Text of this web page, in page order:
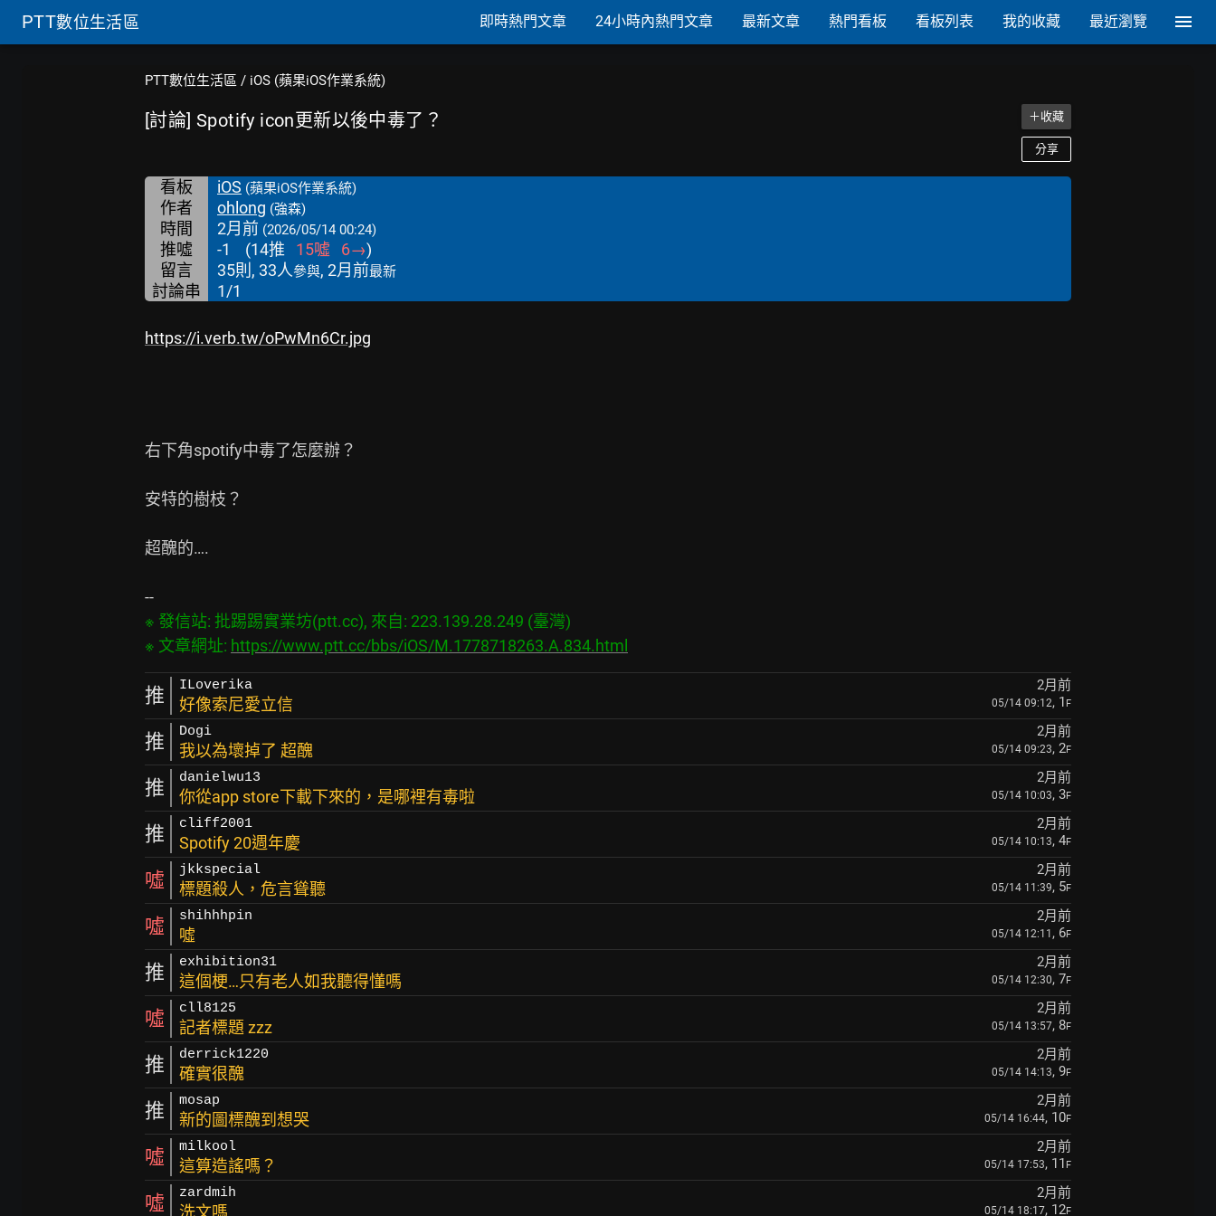
PTT數位生活區 即時熱門文章 24小時內熱門文章 最新文章 熱門看板 看板列表 我的收藏 最近瀏覽
PTT數位生活區 / iOS (蘋果iOS作業系統)
[討論] Spotify icon更新以後中毒了？ ＋收藏
分享
看板 iOS (蘋果iOS作業系統)
作者 ohlong (強森)
時間 2月前 (2026/05/14 00:24)
推噓 -1 (14推 15噓 6→)
留言
35則, 33人參與, 2月前最新
討論串 1/1
https://i.verb.tw/oPwMn6Cr.jpg
右下角spotify中毒了怎麼辦？
安特的樹枝？
超醜的….
※ 發信站: 批踢踢實業坊(ptt.cc), 來自: 223.139.28.249 (臺灣)
※ 文章網址: https://www.ptt.cc/bbs/iOS/M.1778718263.A.834.html
推 ILoverika 2月前
好像索尼愛立信 05/14 09:12, 1 F
推 Dogi 2月前
我以為壞掉了 超醜 05/14 09:23, 2F
推 danielwu13 2月前
你從app store下載下來的，是哪裡有毒啦 05/14 10:03, 3F
推 cliff2001 2月前
Spotify 20週年慶 05/14 10:13, 4F
噓 jkkspecial 2月前
標題殺人，危言聳聽 05/14 11:39, 5F
噓 shihhhpin 2月前
噓 05/14 12:11 , 6F
推 exhibition31 2月前
這個梗…只有老人如我聽得懂嗎 05/14 12:30, 7F
噓 cll8125 2月前
記者標題 zzz 05/14 13:57, 8F
推 derrick1220 2月前
確實很醜 05/14 14:13, 9F
推 mosap 2月前
新的圖標醜到想哭 05/14 16:44, 10F
噓 milkool 2月前
這算造謠嗎？ 05/14 17:53, 11 F
噓 zardmih 2月前
洗文嗎 05/14 18:17, 12F